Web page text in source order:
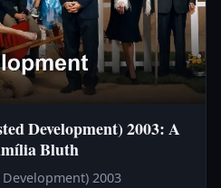
Development) 2003: A
Bluth
2003